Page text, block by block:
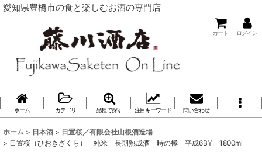
愛知県豊橋市の食と楽しむお酒の専門店
カート ログイン
ホーム カテゴリ 品種で探す 注目キーワード 問い合わせ
ホーム > 日本酒 > 日置桜／有限会社山根酒造場
> 日置桜（ひおきざくら） 純米 長期熟成酒 時の極 平成6BY 1800ml